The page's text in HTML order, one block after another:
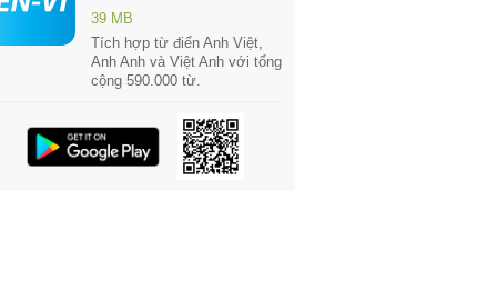
39 MB
Tích hợp từ điển Anh Việt,
Anh Anh và Việt Anh với tổng
cộng 590.000 từ.